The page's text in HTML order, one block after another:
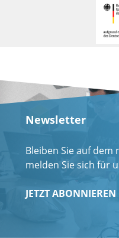
Newsletter
Bleiben Sie auf dem
melden Sie sich für
JETZT ABONNIEREN